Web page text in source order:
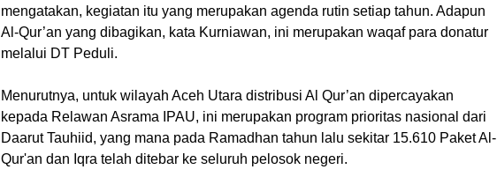
mengatakan, kegiatan itu yang merupakan agenda rutin setiap tahun. Adapun
Al-Qur’an yang dibagikan, kata Kurniawan, ini merupakan waqaf para donatur
melalui DT Peduli.
Menurutnya, untuk wilayah Aceh Utara distribusi Al Qur’an dipercayakan
kepada Relawan Asrama IPAU, ini merupakan program prioritas nasional dari
Daarut Tauhiid, yang mana pada Ramadhan tahun lalu sekitar 15.610 Paket Al-
Qur'an dan Iqra telah ditebar ke seluruh pelosok negeri.